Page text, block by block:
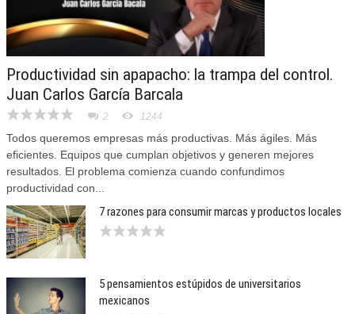
Productividad sin apapacho: la trampa del control.
Juan Carlos García Barcala
2 1244
Todos queremos empresas más productivas. Más ágiles. Más
eficientes. Equipos que cumplan objetivos y generen mejores
resultados. El problema comienza cuando confundimos
productividad con...
7 razones para consumir marcas y productos locales
5 pensamientos estúpidos de universitarios
mexicanos